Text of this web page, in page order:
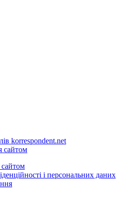
korrespondent.net
сайтом
сайтом
і персональних даних